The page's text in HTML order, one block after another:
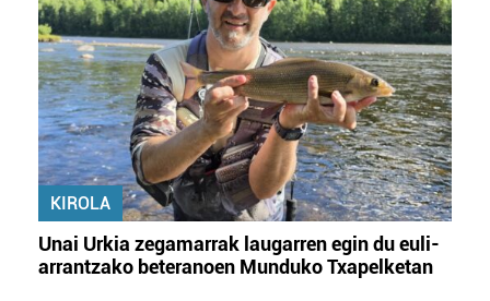
KIROLA
Unai Urkia zegamarrak laugarren egin du euli-
arrantzako beteranoen Munduko Txapelketan